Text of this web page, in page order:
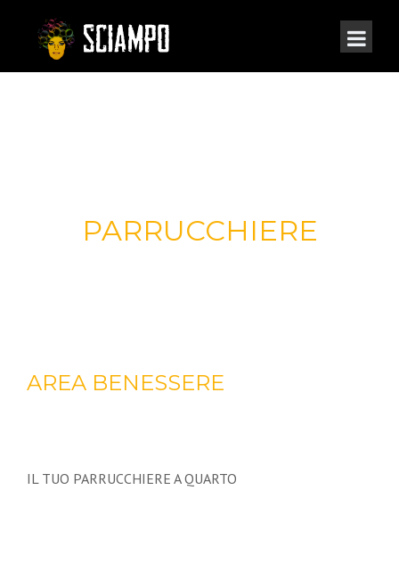
PARRUCCHIERE
AREA BENESSERE
IL TUO PARRUCCHIERE A QUARTO